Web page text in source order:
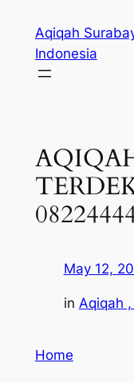
content
Aqiqah
Indonesia
May 12,
in Aqiqah
Home